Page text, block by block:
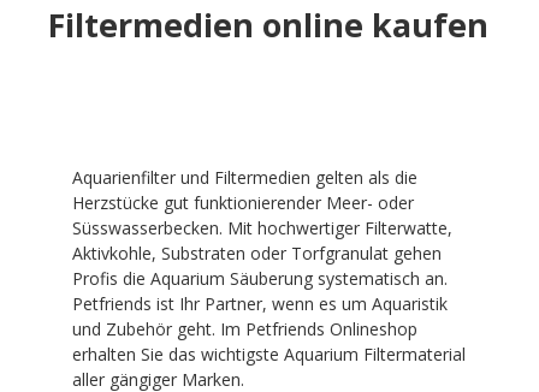
Filtermedien online kaufen
Aquarienfilter und Filtermedien gelten als die
Herzstücke gut funktionierender Meer- oder
Süsswasserbecken. Mit hochwertiger Filterwatte,
Aktivkohle, Substraten oder Torfgranulat gehen
Profis die Aquarium Säuberung systematisch an.
Petfriends ist Ihr Partner, wenn es um Aquaristik
und Zubehör geht. Im Petfriends Onlineshop
erhalten Sie das wichtigste Aquarium Filtermaterial
aller gängiger Marken.